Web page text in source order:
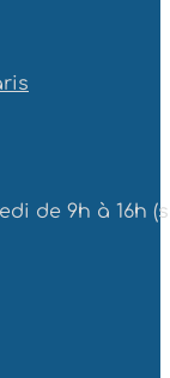
de 9h à 16h